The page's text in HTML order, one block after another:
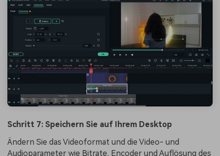
Schritt 7: Speichern Sie auf Ihrem Desktop
Ändern Sie das Videoformat und die Video- und
Audioparameter wie Bitrate, Encoder und Auflösung des